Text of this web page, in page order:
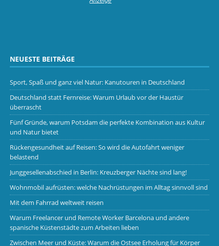
NEUESTE BEITRÄGE
Sport, Spaß und ganz viel Natur: Kanutouren in Deutschland
Deutschland statt Fernreise: Warum Urlaub vor der Haustür
überrascht
Fünf Gründe, warum Potsdam die perfekte Kombination aus Kultur
und Natur bietet
Rückengesundheit auf Reisen: So wird die Autofahrt weniger
belastend
Junggesellenabschied in Berlin: Kreuzberger Nächte sind lang!
Wohnmobil aufrüsten: welche Nachrüstungen im Alltag sinnvoll sind
Mit dem Fahrrad weltweit reisen
Warum Freelancer und Remote Worker Barcelona und andere
spanische Küstenstädte zum Arbeiten lieben
Zwischen Meer und Küste: Warum die Ostsee Erholung für Körper